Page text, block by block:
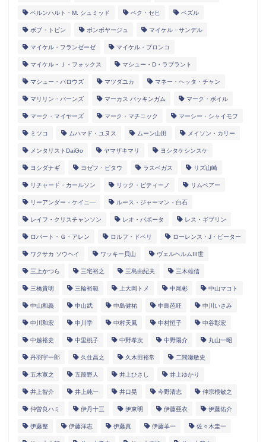
ベルンハルト・M. シュミッド ペク・セヒ ペズル
ボブ・トビン ボンボヤージュ マイケル・サンデル
マイケル・フランゼーゼ マイケル・プロンコ
マイケル・Ｊ・フォックス マシュー・D・ラプラント
マシュー・バロウズ マツダユカ マネー・ヘッタ・チャン
マリリン・バーンズ マーカス バッキンガム マーク・ボイル
マーク・マイヤーズ マーク・マチニック マーシー・シャイモフ
ミツコ ムハマド・ユヌス ムーン山田 メイソン・カリー
メンタリストDaiGo ヤマザキマリ ヨシタケシンスケ
ヨシダナギ ヨゼフ・ピタウ ラスベガス リズ山崎
リチャード・カールソン リック・ピティーノ リムベアー
リーアンダー・ケイニ― ルース・ジャーマン・白石
レイフ・クリスチャンソン レオ・バボータ レス・ギブリン
ロバート・Ｇ・アレン ロルフ・ドベリ ローレンス・J・ピーター
ワクサカ ソウヘイ ワッキー貝山 ヴェルヘルムIII世
三上かつら 三宅裕之 三島由紀夫 三木雄信
三橋貴明 三輪裕範 上大岡トメ 中尾彬 中山マコト
中山和義 中山武 中島健祐 中島芭旺 中川いさみ
中川和宏 中川学 中村天風 中村恒子 中谷彰宏
中越裕史 中里桃子 中野孝次 中野陽介 丸山一昭
丹羽宇一郎 久住昌之 久木田裕常 二間瀬敏史
五木寛之 五箇野人 井上ひさし 井上ゆかり
井上智介 井上純一 井口晃 今野清志 仲宗根敏之
仲曽良ハミ 伊丹十三 伊東明 伊藤亜衣 伊藤佑介
伊藤整 伊藤洋志 伊藤真 伊藤羊一 佐々木圭一